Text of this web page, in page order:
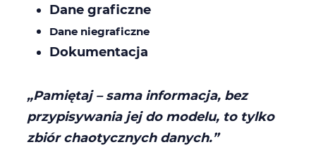
Dane graficzne
Dane niegraficzne
Dokumentacja
„Pamiętaj – sama informacja, bez
przypisywania jej do modelu, to tylko
zbiór chaotycznych danych.”